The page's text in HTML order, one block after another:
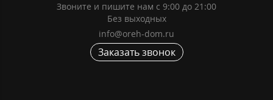
Звоните и пишите нам с 9:00 до 21:00
Без выходных
info@oreh-dom.ru
Заказать звонок